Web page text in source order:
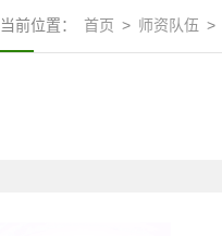
当前位置： 首页 > 师资队伍 >